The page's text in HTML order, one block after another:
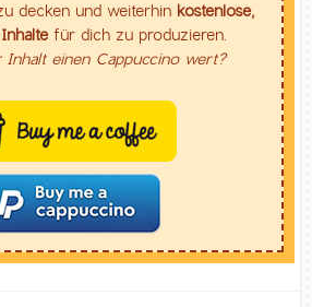
decken und weiterhin kostenlose,
für dich zu produzieren.
Inhalt einen Cappuccino wert?